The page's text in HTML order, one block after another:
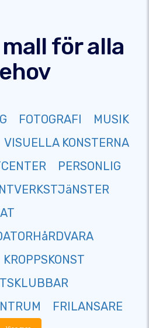
för alla
FOTOGRAFI
MUSIK
VISUELLA KONSTERNA
PERSONLIG
KROPPSKONST
FRILANSARE